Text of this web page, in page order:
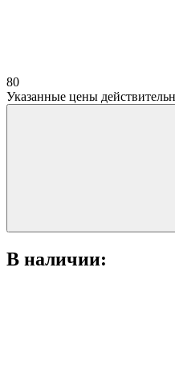
80
Указанные цены
В наличии: